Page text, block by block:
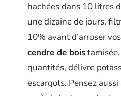
hachées dans 10 litres
une dizaine de jours,
10% avant d’arroser
cendre de bois
quantités, délivre
escargots. Pensez aussi